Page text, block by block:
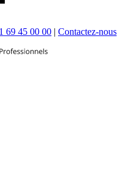
69 45 00 00 | Contactez-nous